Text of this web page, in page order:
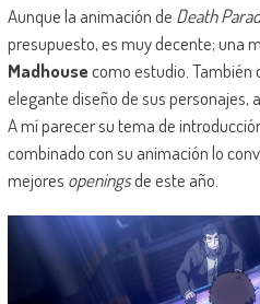
Aunque la animación de Death
presupuesto, es muy decente; una
Madhousecomo estudio. También
elegante diseño de sus personajes,
A mí parecer su tema de
combinado con su animación lo
mejores openingsde este año.